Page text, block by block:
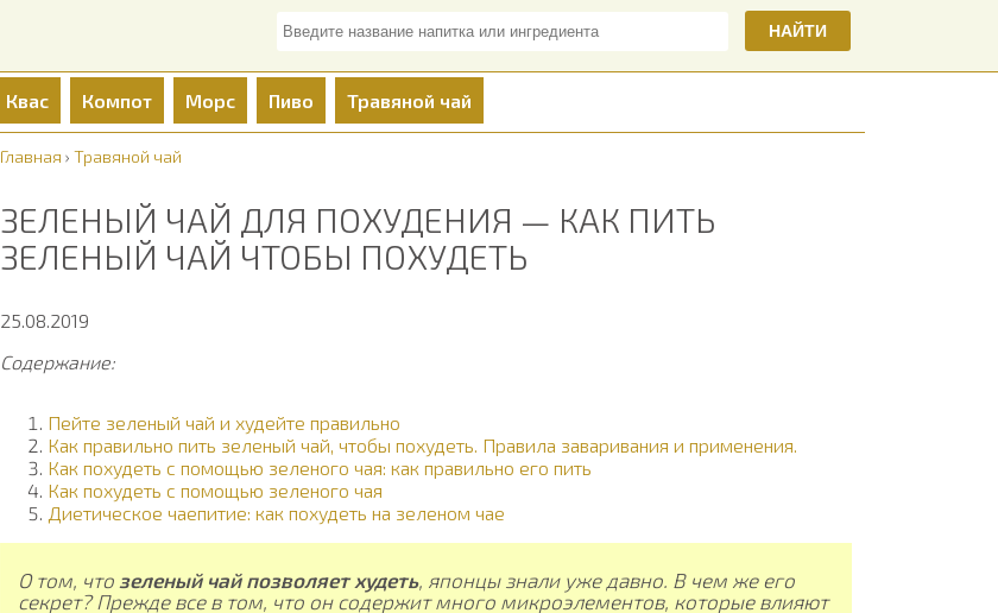
НАЙТИ
Квас Компот Морс Пиво Травяной чай
Главная › Травяной чай
ЗЕЛЕНЫЙ ЧАЙ ДЛЯ ПОХУДЕНИЯ — КАК ПИТЬ
ЗЕЛЕНЫЙ ЧАЙ ЧТОБЫ ПОХУДЕТЬ
25.08.2019
Содержание:
Пейте зеленый чай и худейте правильно
Как правильно пить зеленый чай, чтобы похудеть. Правила заваривания и применения.
Как похудеть с помощью зеленого чая: как правильно его пить
Как похудеть с помощью зеленого чая
Диетическое чаепитие: как похудеть на зеленом чае
О том, что зеленый чай позволяет худеть, японцы знали уже давно. В чем же его
секрет? Прежде все в том, что он содержит много микроэлементов, которые влияют